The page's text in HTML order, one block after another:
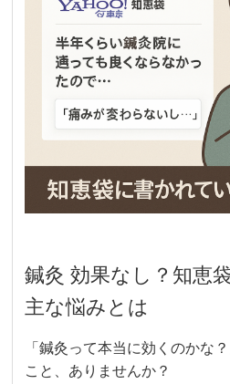
鍼灸 効果なし？知恵
主な悩みとは
「鍼灸って本当に効くのかな
こと、ありませんか？